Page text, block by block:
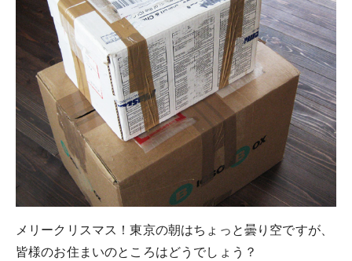
メリークリスマス！東京の朝はちょっと曇り空ですが、
皆様のお住まいのところはどうでしょう？